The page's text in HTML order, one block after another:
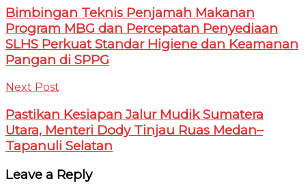
Bimbingan Teknis Penjamah Makanan
Program MBG dan Percepatan Penyediaan
SLHS Perkuat Standar Higiene dan Keamanan
Pangan di SPPG
Next Post
Pastikan Kesiapan Jalur Mudik Sumatera
Utara, Menteri Dody Tinjau Ruas Medan–
Tapanuli Selatan
Leave a Reply